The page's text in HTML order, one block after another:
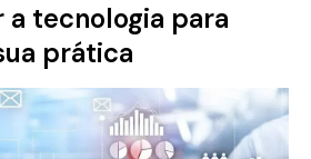
tecnologia para
prática